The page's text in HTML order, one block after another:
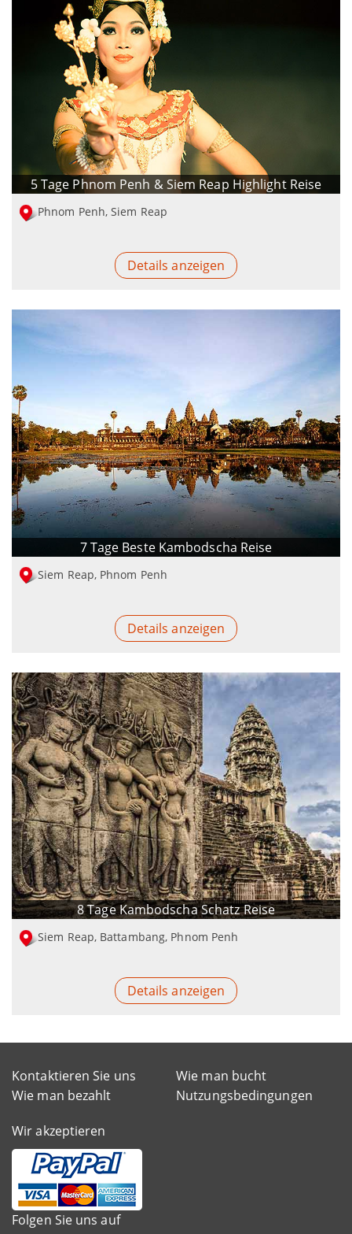
5 Tage Phnom Penh & Siem Reap Highlight Reise
Phnom Penh, Siem Reap
Details anzeigen
7 Tage Beste Kambodscha Reise
Siem Reap, Phnom Penh
Details anzeigen
8 Tage Kambodscha Schatz Reise
Siem Reap, Battambang, Phnom Penh
Details anzeigen
Kontaktieren Sie uns
Wie man bucht
Wie man bezahlt
Nutzungsbedingungen
Wir akzeptieren
Folgen Sie uns auf